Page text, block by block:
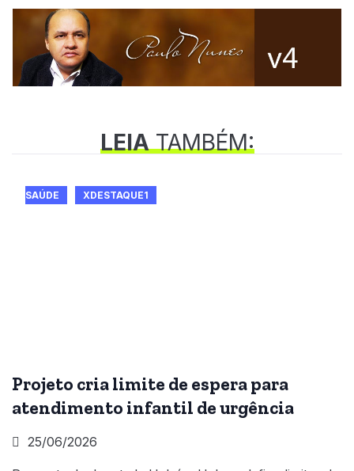
LEIATAMBÉM:
SAÚDE XDESTAQUE1
Projeto cria limite de espera para
atendimento infantil de urgência
25/06/2026